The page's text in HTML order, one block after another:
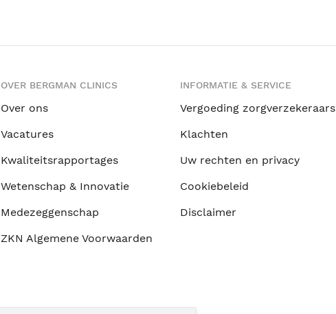
OVER BERGMAN CLINICS
Over ons
Vacatures
Kwaliteitsrapportages
Wetenschap & Innovatie
Medezeggenschap
ZKN Algemene Voorwaarden
INFORMATIE & SERVICE
Vergoeding zorgverzekeraars
Klachten
Uw rechten en privacy
Cookiebeleid
Disclaimer